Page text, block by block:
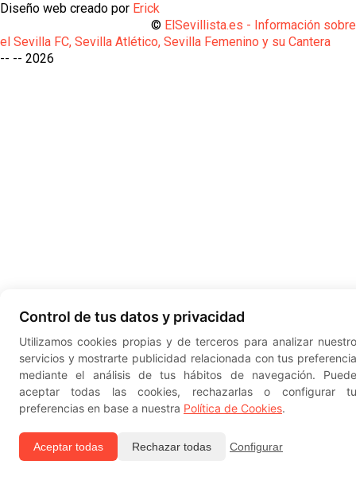
Diseño web creado por Erick
© ElSevillista.es - Información sobre
el Sevilla FC, Sevilla Atlético, Sevilla Femenino y su Cantera
-- --
Control de tus datos y privacidad
Utilizamos cookies propias y de terceros para analizar
servicios y mostrarte publicidad relacionada con tus
mediante el análisis de tus hábitos de navegación.
aceptar todas las cookies, rechazarlas o configurar
preferencias en base a nuestra Política de Cookies.
Aceptar todas Rechazar todas Configurar
2026